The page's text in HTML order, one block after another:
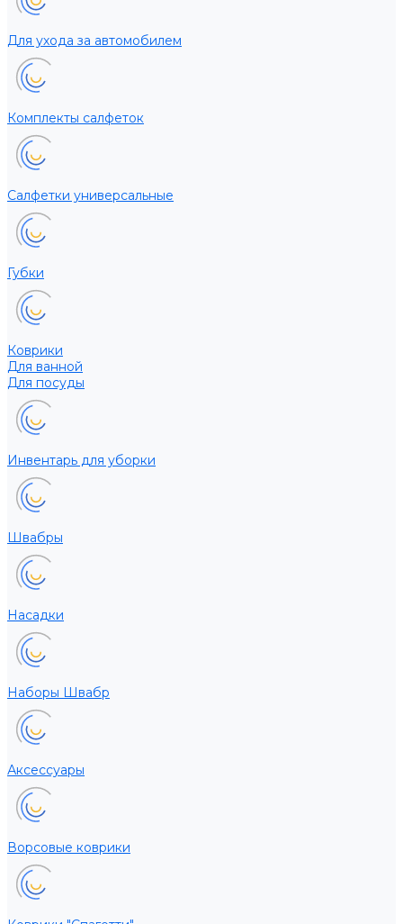
Для ухода за автомобилем
Комплекты салфеток
Салфетки универсальные
Губки
Коврики
Для ванной
Для посуды
Инвентарь для уборки
Швабры
Насадки
Наборы Швабр
Аксессуары
Ворсовые коврики